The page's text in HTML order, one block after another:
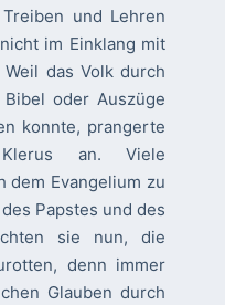
und Lehren
im Einklang mit
das Volk durch
oder Auszüge
konnte, prangerte
an. Viele
dem Evangelium zu
Papstes und des
sie nun, die
denn immer
Glauben durch